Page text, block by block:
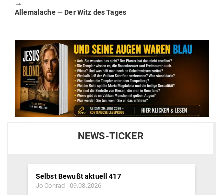
🠖
Next
Alle­malache — Der Witz des Tages
NEWS-TICKER
Selbst Bewußt aktuell 417
Jo Conrad 09.08.2026